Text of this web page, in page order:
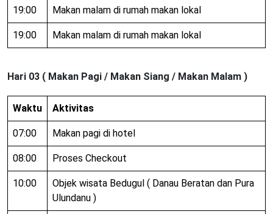
19:00 Makan malam di rumah makan lokal
19:00 Makan malam di rumah makan lokal
Hari 03 ( Makan Pagi / Makan Siang / Makan Malam )
Waktu Aktivitas
07:00 Makan pagi di hotel
08:00 Proses Checkout
10:00
Objek wisata Bedugul ( Danau Beratan dan Pura
Ulundanu )